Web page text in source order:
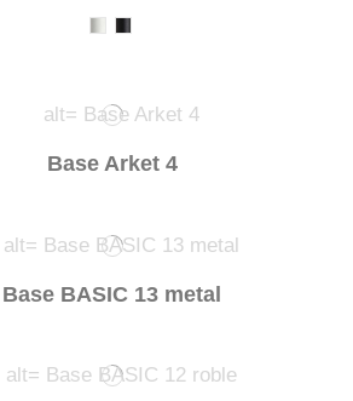
Base Arket 4
Base BASIC 13 metal